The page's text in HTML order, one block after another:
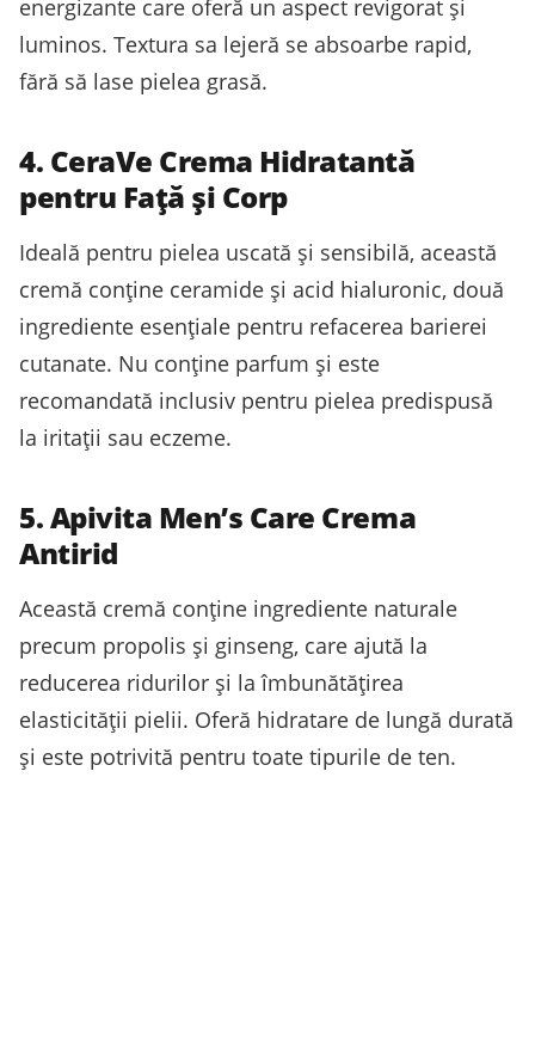
energizante care oferă un aspect revigorat și
luminos. Textura sa lejeră se absoarbe rapid,
fără să lase pielea grasă.
4. CeraVe Crema Hidratantă
pentru Față și Corp
Ideală pentru pielea uscată și sensibilă, această
cremă conține ceramide și acid hialuronic, două
ingrediente esențiale pentru refacerea barierei
cutanate. Nu conține parfum și este
recomandată inclusiv pentru pielea predispusă
la iritații sau eczeme.
5. Apivita Men’s Care Crema
Antirid
Această cremă conține ingrediente naturale
precum propolis și ginseng, care ajută la
reducerea ridurilor și la îmbunătățirea
elasticității pielii. Oferă hidratare de lungă durată
și este potrivită pentru toate tipurile de ten.